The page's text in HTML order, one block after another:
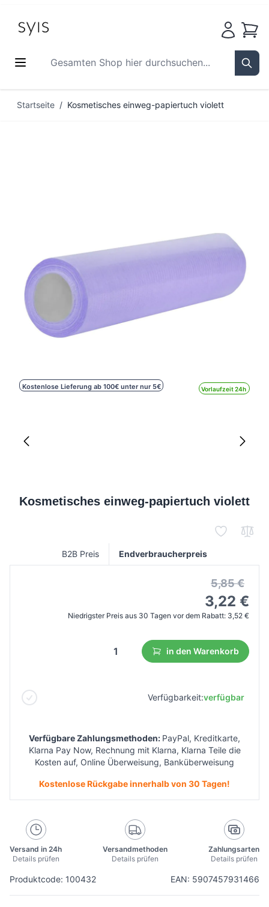
Gesamten Shop hier durchsuchen...
Startseite / Kosmetisches einweg-papiertuch violett
Kostenlose Lieferung ab 100€ unter nur 5€ Vorlaufzeit 24h
Kosmetisches einweg-papiertuch violett
Produktcode: 100432 EAN: 5907457931466
B2B Preis Endverbraucherpreis
5,85 €
3,22 €
Niedrigster Preis aus 30 Tagen vor dem Rabatt: 3,52 €
in den Warenkorb
Verfügbarkeit:verfügbar
Verfügbare Zahlungsmethoden: PayPal, Kreditkarte,
Klarna Pay Now, Rechnung mit Klarna, Klarna Teile die
Kosten auf, Online Überweisung, Banküberweisung
Kostenlose Rückgabe innerhalb von 30 Tagen!
Versand in 24h
Details prüfen
Versandmethoden
Details prüfen
Zahlungsarten
Details prüfen